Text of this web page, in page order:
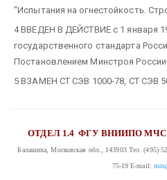
"Испытания на огнестойкость.
4 ВВЕДЕН В ДЕЙСТВИЕ с 1 января
государственного стандарта
Постановлением Минстроя
5 ВЗАМЕН СТ СЭВ 1000-78, СТ СЭВ
ОТДЕЛ 1.4ФГУ ВНИИПО МЧС
Балашиха, Московская обл., 143903Тел. (495)
75-19 E-mail: